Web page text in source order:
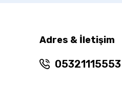
Adres & İletişim
05321115553